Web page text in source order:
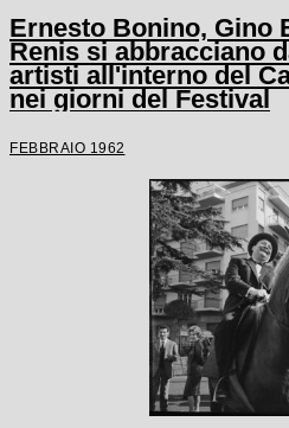
Ernesto Bonino, Gino
Renis si abbracciano
artisti all'interno del
nei giorni del Festival
FEBBRAIO 1962